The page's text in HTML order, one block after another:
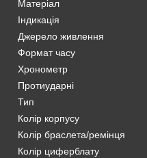
Матеріал
Індикація
Джерело живлення
Формат часу
Хронометр
Протиударні
Тип
Колір корпусу
Колір браслета/ремінця
Колір циферблату